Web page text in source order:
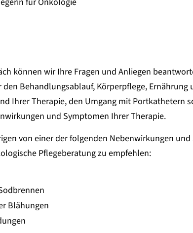
können wir Ihre Fragen und Anliegen
Behandlungsablauf, Körperpflege, Ernährung
Ihrer Therapie, den Umgang mit Portkathetern
und Symptomen Ihrer Therapie.
von einer der folgenden Nebenwirkungen
Pflegeberatung zu empfehlen:
Blähungen